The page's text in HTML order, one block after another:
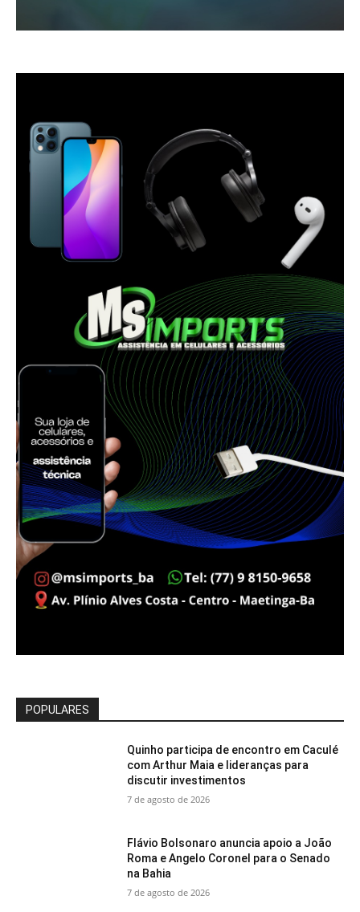
POPULARES
Quinho participa de encontro em Caculé
com Arthur Maia e lideranças para
discutir investimentos
7 de agosto de 2026
Flávio Bolsonaro anuncia apoio a João
Roma e Angelo Coronel para o Senado
na Bahia
7 de agosto de 2026